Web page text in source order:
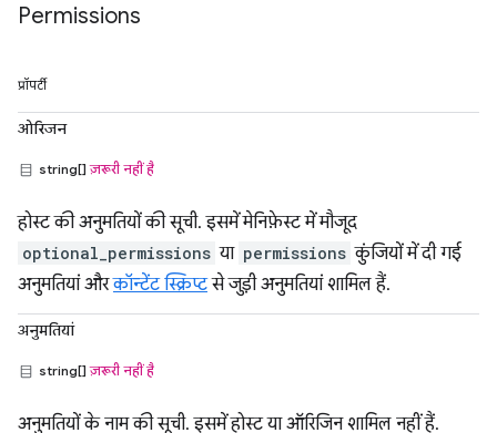
Permissions
प्रॉपर्टी
ओरिजन
string[]ज़रूरी नहीं है
होस्ट की अनुमतियों की सूची. इसमें मेनिफ़ेस्ट में मौजूद
optional_permissions या permissions कुंजियों में दी गई
अनुमतियां औरकॉन्टेंट स्क्रिप्टसे जुड़ी अनुमतियां शामिल हैं.
अनुमतियां
string[]ज़रूरी नहीं है
अनुमतियों के नाम की सूची. इसमें होस्ट या ऑरिजिन शामिल नहीं हैं.